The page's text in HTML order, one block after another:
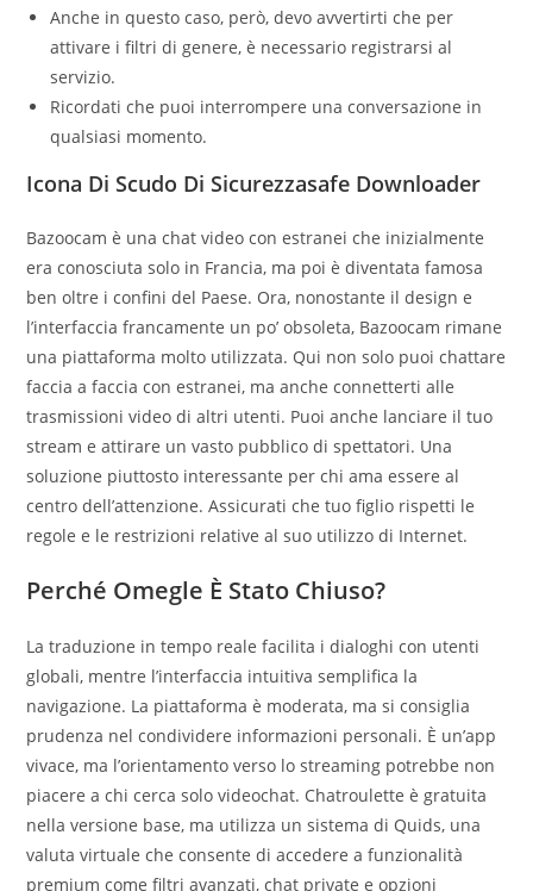
Anche in questo caso, però, devo avvertirti che per
attivare i filtri di genere, è necessario registrarsi al
servizio.
Ricordati che puoi interrompere una conversazione in
qualsiasi momento.
Icona Di Scudo Di Sicurezzasafe Downloader
Bazoocam è una chat video con estranei che inizialmente
era conosciuta solo in Francia, ma poi è diventata famosa
ben oltre i confini del Paese. Ora, nonostante il design e
l’interfaccia francamente un po’ obsoleta, Bazoocam rimane
una piattaforma molto utilizzata. Qui non solo puoi chattare
faccia a faccia con estranei, ma anche connetterti alle
trasmissioni video di altri utenti. Puoi anche lanciare il tuo
stream e attirare un vasto pubblico di spettatori. Una
soluzione piuttosto interessante per chi ama essere al
centro dell’attenzione. Assicurati che tuo figlio rispetti le
regole e le restrizioni relative al suo utilizzo di Internet.
Perché Omegle È Stato Chiuso?
La traduzione in tempo reale facilita i dialoghi con utenti
globali, mentre l’interfaccia intuitiva semplifica la
navigazione. La piattaforma è moderata, ma si consiglia
prudenza nel condividere informazioni personali. È un’app
vivace, ma l’orientamento verso lo streaming potrebbe non
piacere a chi cerca solo videochat. Chatroulette è gratuita
nella versione base, ma utilizza un sistema di Quids, una
valuta virtuale che consente di accedere a funzionalità
premium come filtri avanzati, chat private e opzioni